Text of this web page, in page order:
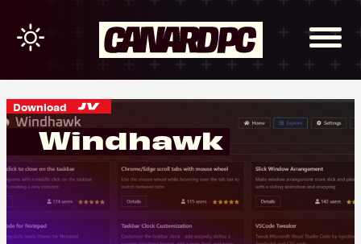
Download
Windhawk